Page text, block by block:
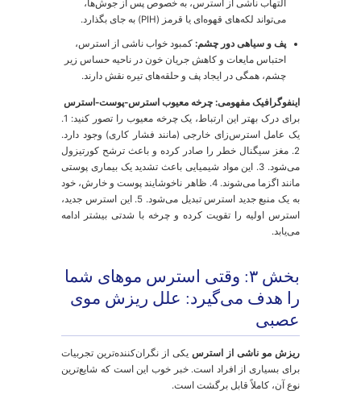
شدت افزایش می‌دهد. این امر "چرخه معیوب خارش-
خاراندن" را به راه می‌اندازد که در آن خارش ناشی از
استرس منجر به خاراندن، آسیب بیشتر به پوست و در
نتیجه خارش شدیدتر و غیرقابل کنترل‌تر می‌شود.
پسوریازیس و استرس:
استرس یکی از شناخته‌شده‌ترین
محرک‌ها برای شروع یا تشدید پسوریازیس است. بین ۳۱٪
تا ۸۸٪ از بیماران، استرس را به عنوان عامل اصلی
شعله‌ور شدن بیماری خود گزارش می‌دهند. استرس با
ایجاد عدم تعادل در سیستم ایمنی، به طور خاص
سلول‌های T، باعث تکثیر سریع سلول‌های پوستی و ایجاد
پلاک‌های قرمز و پوسته‌دار پسوریازیس می‌شود.
در افراد مبتلا به روزاسه، استرس با گشاد کردن
(flushing) می‌شود. همچنین با تضعیف سد دفاعی، پوست
را به سایر محرک‌ها مانند گرما یا محصولات آرایشی
حساس‌تر می‌کند.
2.3. کهیر و بثورات پوستی: واکنش فوری
به اضطراب